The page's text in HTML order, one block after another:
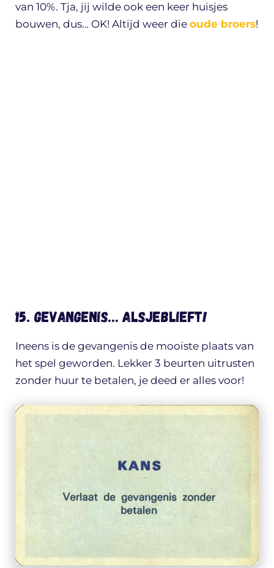
van 10%. Tja, jij wilde ook een keer huisjes
bouwen, dus… OK! Altijd weer die oude broers!
15. Gevangenis… ALSJEBLIEFT!
Ineens is de gevangenis de mooiste plaats van
het spel geworden. Lekker 3 beurten uitrusten
zonder huur te betalen, je deed er alles voor!